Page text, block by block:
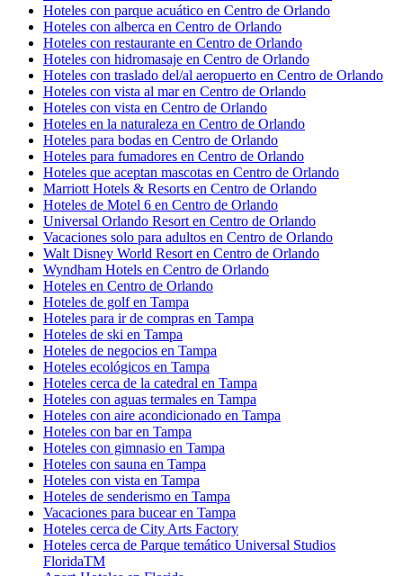
Hoteles con parque acuático en Centro de Orlando
Hoteles con alberca en Centro de Orlando
Hoteles con restaurante en Centro de Orlando
Hoteles con hidromasaje en Centro de Orlando
Hoteles con traslado del/al aeropuerto en Centro de Orlando
Hoteles con vista al mar en Centro de Orlando
Hoteles con vista en Centro de Orlando
Hoteles en la naturaleza en Centro de Orlando
Hoteles para bodas en Centro de Orlando
Hoteles para fumadores en Centro de Orlando
Hoteles que aceptan mascotas en Centro de Orlando
Marriott Hotels & Resorts en Centro de Orlando
Hoteles de Motel 6 en Centro de Orlando
Universal Orlando Resort en Centro de Orlando
Vacaciones solo para adultos en Centro de Orlando
Walt Disney World Resort en Centro de Orlando
Wyndham Hotels en Centro de Orlando
Hoteles en Centro de Orlando
Hoteles de golf en Tampa
Hoteles para ir de compras en Tampa
Hoteles de ski en Tampa
Hoteles de negocios en Tampa
Hoteles ecológicos en Tampa
Hoteles cerca de la catedral en Tampa
Hoteles con aguas termales en Tampa
Hoteles con aire acondicionado en Tampa
Hoteles con bar en Tampa
Hoteles con gimnasio en Tampa
Hoteles con sauna en Tampa
Hoteles con vista en Tampa
Hoteles de senderismo en Tampa
Vacaciones para bucear en Tampa
Hoteles cerca de City Arts Factory
Hoteles cerca de Parque temático Universal Studios
FloridaTM